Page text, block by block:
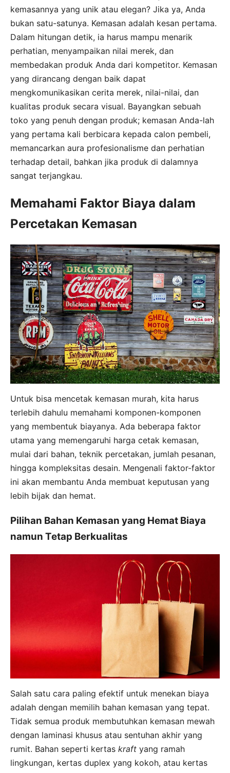
kemasannya yang unik atau elegan? Jika ya, Anda
bukan satu-satunya. Kemasan adalah kesan pertama.
Dalam hitungan detik, ia harus mampu menarik
perhatian, menyampaikan nilai merek, dan
membedakan produk Anda dari kompetitor. Kemasan
yang dirancang dengan baik dapat
mengkomunikasikan cerita merek, nilai-nilai, dan
kualitas produk secara visual. Bayangkan sebuah
toko yang penuh dengan produk; kemasan Anda-lah
yang pertama kali berbicara kepada calon pembeli,
memancarkan aura profesionalisme dan perhatian
terhadap detail, bahkan jika produk di dalamnya
sangat terjangkau.
Memahami Faktor Biaya dalam
Percetakan Kemasan
Untuk bisa mencetak kemasan murah, kita harus
terlebih dahulu memahami komponen-komponen
yang membentuk biayanya. Ada beberapa faktor
utama yang memengaruhi harga cetak kemasan,
mulai dari bahan, teknik percetakan, jumlah pesanan,
hingga kompleksitas desain. Mengenali faktor-faktor
ini akan membantu Anda membuat keputusan yang
lebih bijak dan hemat.
Pilihan Bahan Kemasan yang Hemat Biaya
namun Tetap Berkualitas
Salah satu cara paling efektif untuk menekan biaya
adalah dengan memilih bahan kemasan yang tepat.
Tidak semua produk membutuhkan kemasan mewah
dengan laminasi khusus atau sentuhan akhir yang
rumit. Bahan seperti kertas kraft yang ramah
lingkungan, kertas duplex yang kokoh, atau kertas